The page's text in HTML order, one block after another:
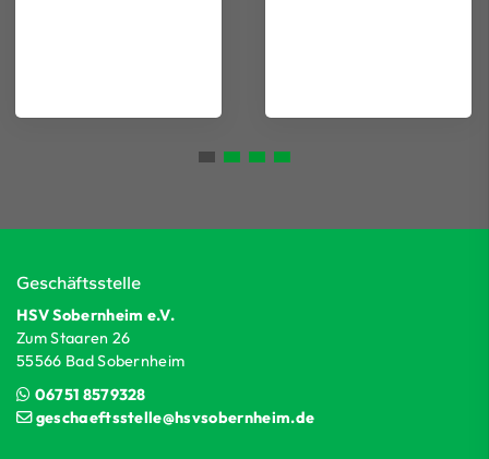
Geschäftsstelle
HSV Sobernheim e.V.
Zum Staaren 26
55566 Bad Sobernheim
06751 8579328
geschaeftsstelle@hsvsobernheim.de